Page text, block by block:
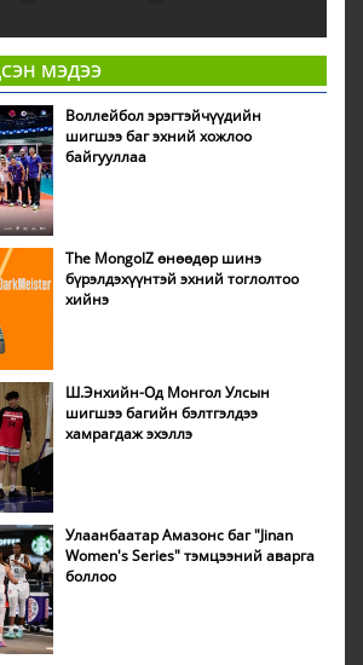
МЭДЭЭ
Воллейбол эрэгтэйчүүдийн
шигшээ баг эхний хожлоо
байгууллаа
The MongolZ өнөөдөр шинэ
бүрэлдэхүүнтэй эхний тоглолтоо
хийнэ
Ш.Энхийн-Од Монгол Улсын
шигшээ багийн бэлтгэлдээ
хамрагдаж эхэллэ
Улаанбаатар Амазонс баг "Jinan
Women's Series" тэмцээний аварга
боллоо